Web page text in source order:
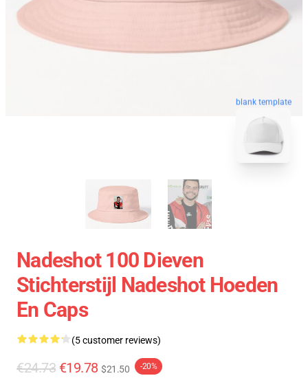
blank template
Nadeshot 100 Dieven
Stichterstijl Nadeshot Hoeden
En Caps
(5 customer reviews)
€24.73 €19.78 $21.50 -20%